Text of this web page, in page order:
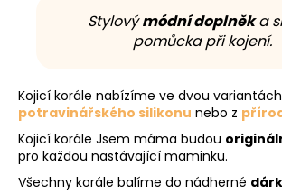
Stylovýmódní doplněka
pomůcka při kojení.
Kojicí korále nabízíme ve dvou
potravinářského silikonu nebo z
Kojicí korále Jsem máma budou
pro každou nastávající maminku.
Všechny korále balíme do nádherné
o
p
o
r
u